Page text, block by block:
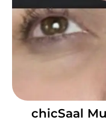
Tilak Beauty Studio
Liebe zum Detail,
Deine
bemühen uns
sein, um euch die
Stephie Tilak hat
und ihre Schüler
Wir freuen uns sehr
zu dürfen!
chicSaal